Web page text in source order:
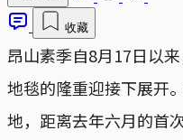
收藏
昂山素季自8月17日以
地毯的隆重迎接下展开
地，距离去年六月的首